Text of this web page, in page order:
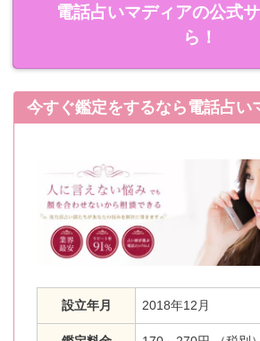
電話占いマディアの公式
ら！
今すぐ鑑定をするなら電話占い
設立年月 2018年12月